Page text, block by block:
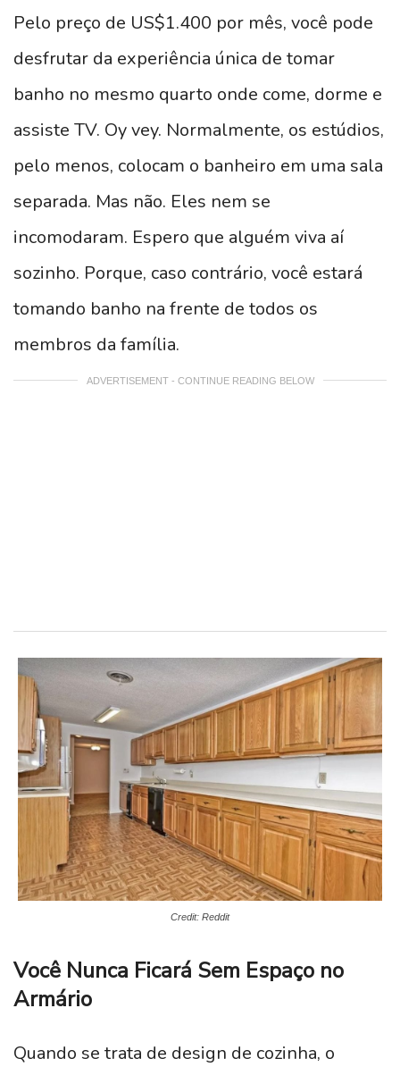
Pelo preço de US$1.400 por mês, você pode
desfrutar da experiência única de tomar
banho no mesmo quarto onde come, dorme e
assiste TV. Oy vey. Normalmente, os estúdios,
pelo menos, colocam o banheiro em uma sala
separada. Mas não. Eles nem se
incomodaram. Espero que alguém viva aí
sozinho. Porque, caso contrário, você estará
tomando banho na frente de todos os
membros da família.
ADVERTISEMENT - CONTINUE READING BELOW
Credit: Reddit
Você Nunca Ficará Sem Espaço no
Armário
Quando se trata de design de cozinha, o